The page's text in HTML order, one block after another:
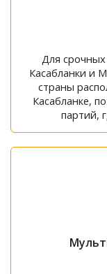
Для срочных
Касабланки и
страны
Касабланке,
партий,